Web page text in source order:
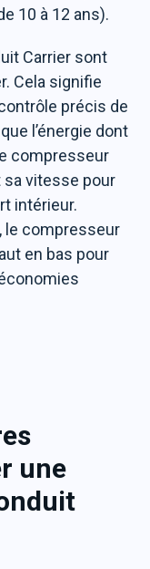
10 à 12 ans).
Carrier sont
Cela signifie
précis de
l’énergie dont
compresseur
vitesse pour
intérieur.
le compresseur
en bas pour
une